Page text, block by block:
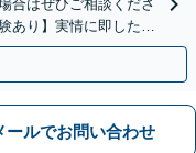
合はぜひご相談くださ
あり】実情に即したア
指します。
ールでお問い合わせ